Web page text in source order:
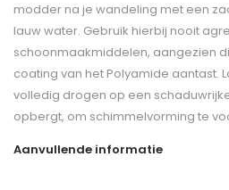
modder na je wandeling met een
lauw water. Gebruik hierbij nooit
schoonmaakmiddelen, aangezien
coating van het Polyamide aantast.
volledig drogen op een
opbergt, om schimmelvorming te
Aanvullende informatie